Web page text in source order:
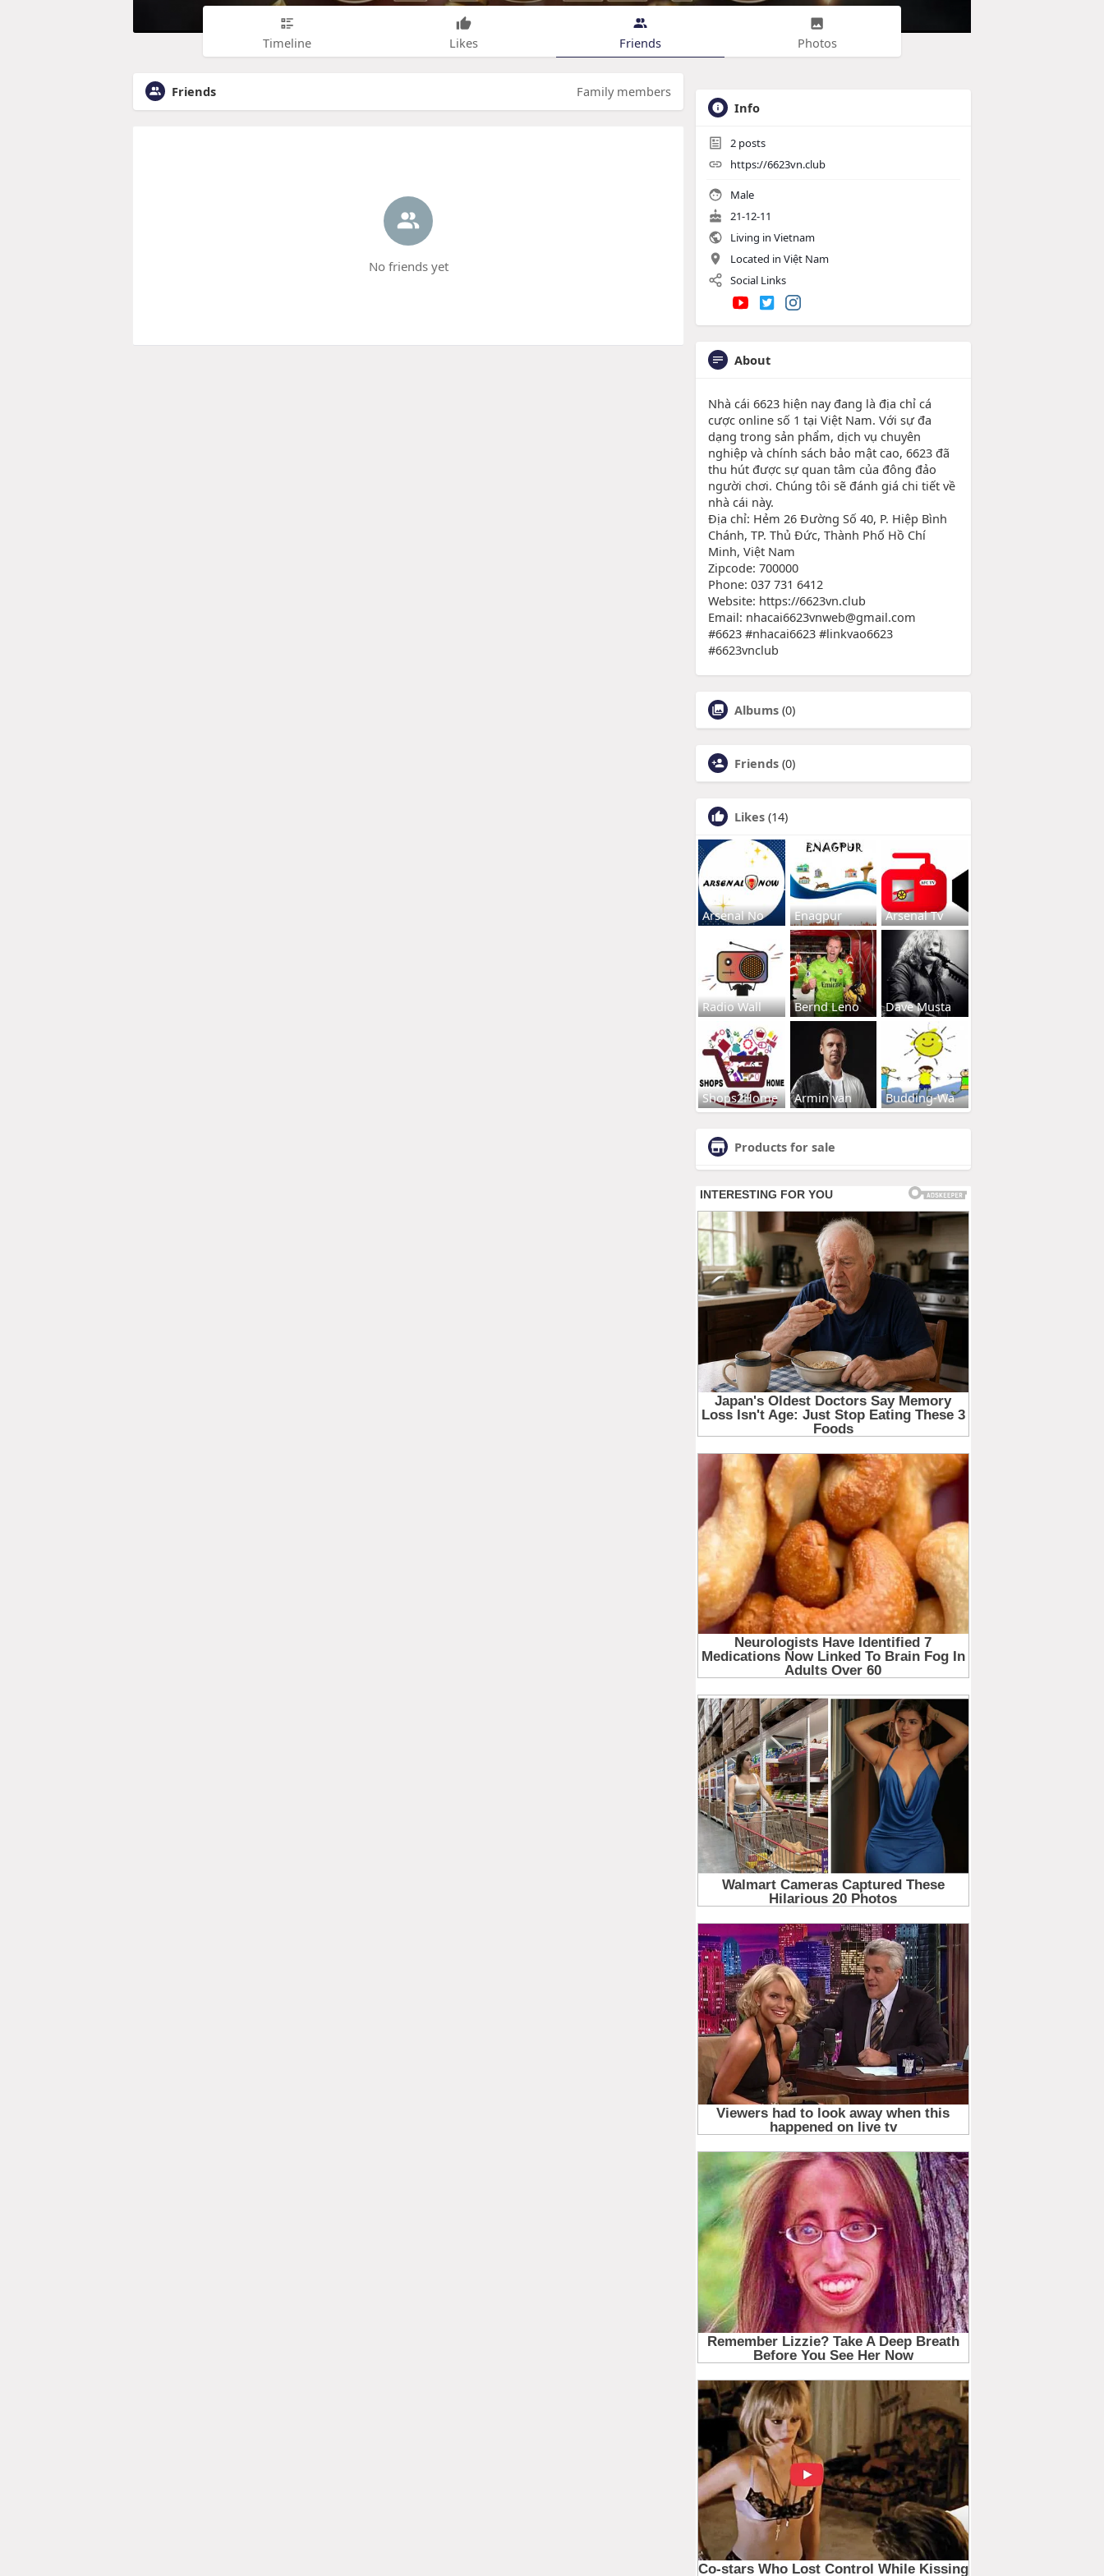
Timeline Likes Friends Photos
Friends Family members
No friends yet
Info
2 posts
https://6623vn.club
Male
21-12-11
Living in Vietnam
Located in Việt Nam
Social Links
About
Nhà cái 6623 hiện nay đang là địa chỉ cá
cược online số 1 tại Việt Nam. Với sự đa
dạng trong sản phẩm, dịch vụ chuyên
nghiệp và chính sách bảo mật cao, 6623 đã
thu hút được sự quan tâm của đông đảo
người chơi. Chúng tôi sẽ đánh giá chi tiết về
nhà cái này.
Địa chỉ: Hẻm 26 Đường Số 40, P. Hiệp Bình
Chánh, TP. Thủ Đức, Thành Phố Hồ Chí
Minh, Việt Nam
Zipcode: 700000
Phone: 037 731 6412
Website: https://6623vn.club
Email: nhacai6623vnweb@gmail.com
#6623 #nhacai6623 #linkvao6623
#6623vnclub
Albums (0)
Friends (0)
Likes (14)
Arsenal No Enagpur Arsenal Tv
Radio Wall Bernd Leno Dave Musta
Shops2Home Armin van Budding-Wa
Products for sale